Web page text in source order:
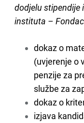
dodjelu stipendije
instituta –
dokaz o
(uvjerenje o
penzije za
službe za
dokaz o
izjava